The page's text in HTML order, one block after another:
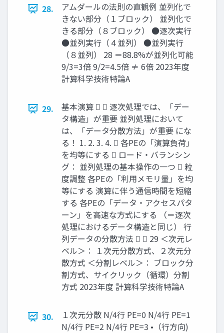
28.
アムダールの法則の直観例 並列化で
きない部分（１ブロック） 並列化で
きる部分（８ブロック） ●逐次実行
●並列実行（４並列） ●並列実行
（８並列） 28 ＝88.8%が並列化可能
9/3=3倍 9/2=4.5倍 ≠ 6倍 2023年度
計算科学技術特論A
29.
基本演算   逐次処理では、「デー
タ構造」が重要 並列処理において
は、「データ分散方法」が重要 にな
る！ 1. 2. 3. 4.  各PEの「演算負荷」
を均等にする  ロード・バランシン
グ： 並列処理の基本操作の一つ  粒
度調整 各PEの「利用メモリ量」を均
等にする 演算に伴う通信時間を短縮
する 各PEの「データ・アクセスパタ
ーン」を高速な方式にする （＝逐次
処理におけるデータ構造と同じ） 行
列データの分散方法   29 ＜次元レ
ベル＞： １次元分散方式、２次元分
散方式 ＜分割レベル＞： ブロック分
割方式、サイクリック（循環）分割
方式 2023年度 計算科学技術特論A
30.
１次元分散 N/4行 PE=0 N/4行 PE=1
N/4行 PE=2 N/4行 PE=3 •（行方向)